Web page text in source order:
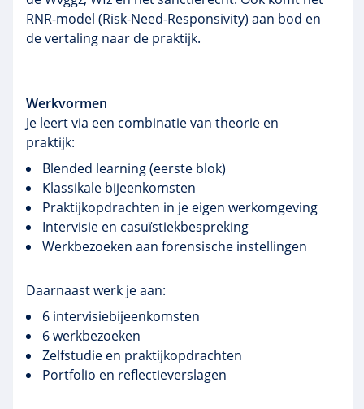
RNR-model (Risk-Need-Responsivity) aan bod en
de vertaling naar de praktijk.
Werkvormen
Je leert via een combinatie van theorie en
praktijk:
Blended learning (eerste blok)
Klassikale bijeenkomsten
Praktijkopdrachten in je eigen werkomgeving
Intervisie en casuïstiekbespreking
Werkbezoeken aan forensische instellingen
Daarnaast werk je aan:
6 intervisiebijeenkomsten
6 werkbezoeken
Zelfstudie en praktijkopdrachten
Portfolio en reflectieverslagen